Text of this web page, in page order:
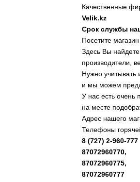
Качественные
Velik.kz
Срок службы
Посетите магазин
Здесь Вы
производители,
Нужно учитывать
и мы можем
У нас есть очень
на месте
Адрес нашего
Телефоны
8 (727) 2-960-777
87072960770,
87072960775,
87072960777